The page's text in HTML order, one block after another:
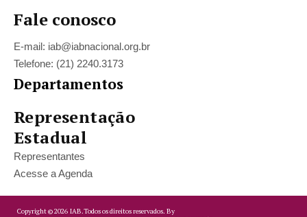
Fale conosco
E-mail: iab@iabnacional.org.br
Telefone: (21) 2240.3173
Departamentos
Representação
Estadual
Representantes
Acesse a Agenda
Copyright ©2026 IAB.Todos os direitos reservados. By